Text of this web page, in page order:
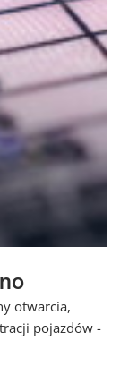
otwarcia,
pojazdów -